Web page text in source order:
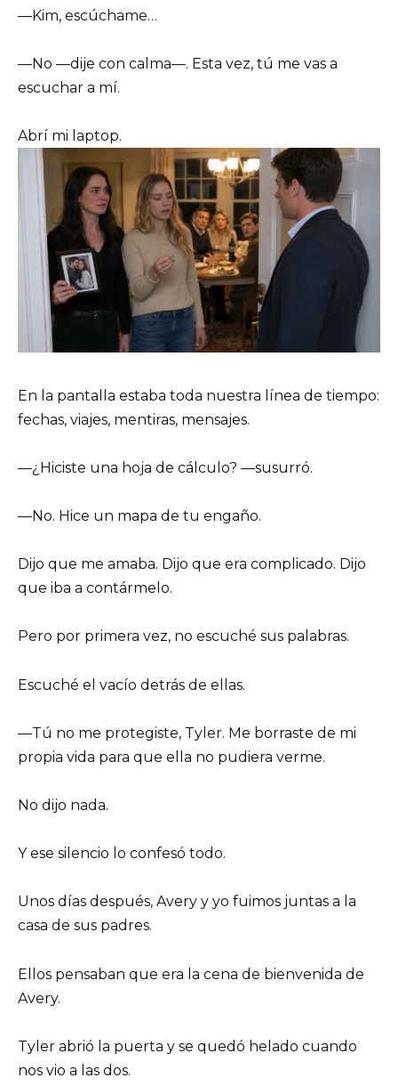
—Kim, escúchame…
—No —dije con calma—. Esta vez, tú me vas a
escuchar a mí.
Abrí mi laptop.
En la pantalla estaba toda nuestra línea de tiempo:
fechas, viajes, mentiras, mensajes.
—¿Hiciste una hoja de cálculo? —susurró.
—No. Hice un mapa de tu engaño.
Dijo que me amaba. Dijo que era complicado. Dijo
que iba a contármelo.
Pero por primera vez, no escuché sus palabras.
Escuché el vacío detrás de ellas.
—Tú no me protegiste, Tyler. Me borraste de mi
propia vida para que ella no pudiera verme.
No dijo nada.
Y ese silencio lo confesó todo.
Unos días después, Avery y yo fuimos juntas a la
casa de sus padres.
Ellos pensaban que era la cena de bienvenida de
Avery.
Tyler abrió la puerta y se quedó helado cuando
nos vio a las dos.